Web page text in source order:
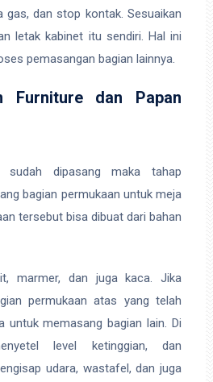
gas, dan stop kontak. Sesuaikan
letak kabinet itu sendiri. Hal ini
pemasangan bagian lainnya.
Furniture dan Papan
sudah dipasang maka tahap
bagian permukaan untuk meja
tersebut bisa dibuat dari bahan
marmer, dan juga kaca. Jika
permukaan atas yang telah
untuk memasang bagian lain. Di
level ketinggian, dan
udara, wastafel, dan juga